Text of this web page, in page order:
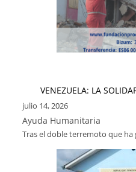
VENEZUELA: LA
julio 14, 2026
Ayuda Humanitaria
Tras el doble terremoto que ha